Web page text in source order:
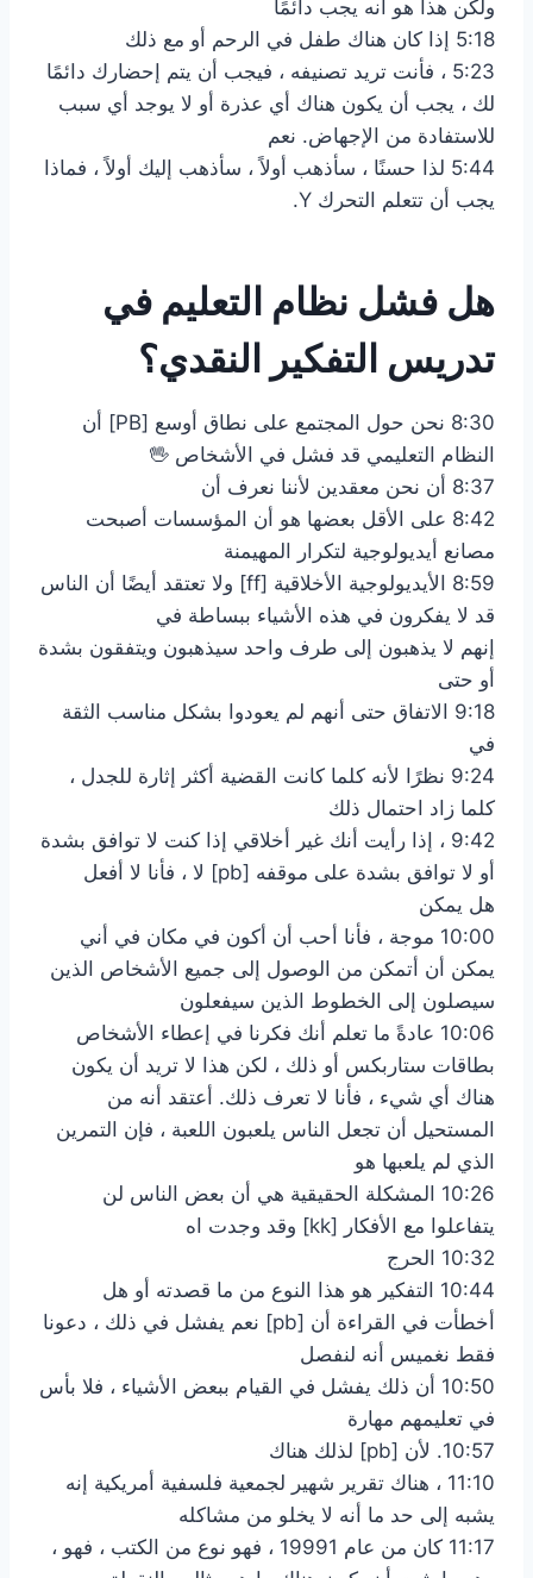
ولكن هذا هو أنه يجب دائمًا
5:18 إذا كان هناك طفل في الرحم أو مع ذلك
5:23 ، فأنت تريد تصنيفه ، فيجب أن يتم إحضارك دائمًا
لك ، يجب أن يكون هناك أي عذرة أو لا يوجد أي سبب
للاستفادة من الإجهاض. نعم
5:44 لذا حسنًا ، سأذهب أولاً ، سأذهب إليك أولاً ، فماذا
يجب أن تتعلم التحرك Y.
هل فشل نظام التعليم في
تدريس التفكير النقدي؟
8:30 نحن حول المجتمع على نطاق أوسع [PB] أن
النظام التعليمي قد فشل في الأشخاص 🖖
8:37 أن نحن معقدين لأننا نعرف أن
8:42 على الأقل بعضها هو أن المؤسسات أصبحت
مصانع أيديولوجية لتكرار المهيمنة
8:59 الأيديولوجية الأخلاقية [ff] ولا تعتقد أيضًا أن الناس
قد لا يفكرون في هذه الأشياء ببساطة في
إنهم لا يذهبون إلى طرف واحد سيذهبون ويتفقون بشدة
أو حتى
9:18 الاتفاق حتى أنهم لم يعودوا بشكل مناسب الثقة
في
9:24 نظرًا لأنه كلما كانت القضية أكثر إثارة للجدل ،
كلما زاد احتمال ذلك
9:42 ، إذا رأيت أنك غير أخلاقي إذا كنت لا توافق بشدة
أو لا توافق بشدة على موقفه [pb] لا ، فأنا لا أفعل
هل يمكن
10:00 موجة ، فأنا أحب أن أكون في مكان في أني
يمكن أن أتمكن من الوصول إلى جميع الأشخاص الذين
سيصلون إلى الخطوط الذين سيفعلون
10:06 عادةً ما تعلم أنك فكرنا في إعطاء الأشخاص
بطاقات ستاربكس أو ذلك ، لكن هذا لا تريد أن يكون
هناك أي شيء ، فأنا لا تعرف ذلك. أعتقد أنه من
المستحيل أن تجعل الناس يلعبون اللعبة ، فإن التمرين
الذي لم يلعبها هو
10:26 المشكلة الحقيقية هي أن بعض الناس لن
يتفاعلوا مع الأفكار [kk] وقد وجدت اه
10:32 الحرج
10:44 التفكير هو هذا النوع من ما قصدته أو هل
أخطأت في القراءة أن [pb] نعم يفشل في ذلك ، دعونا
فقط نغميس أنه لنفصل
10:50 أن ذلك يفشل في القيام ببعض الأشياء ، فلا بأس
في تعليمهم مهارة
10:57. لأن [pb] لذلك هناك
11:10 ، هناك تقرير شهير لجمعية فلسفية أمريكية إنه
يشبه إلى حد ما أنه لا يخلو من مشاكله
11:17 كان من عام 19991 ، فهو نوع من الكتب ، فهو ،